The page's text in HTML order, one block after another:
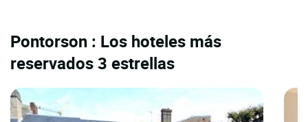
Pontorson : Los hoteles más
reservados 3 estrellas